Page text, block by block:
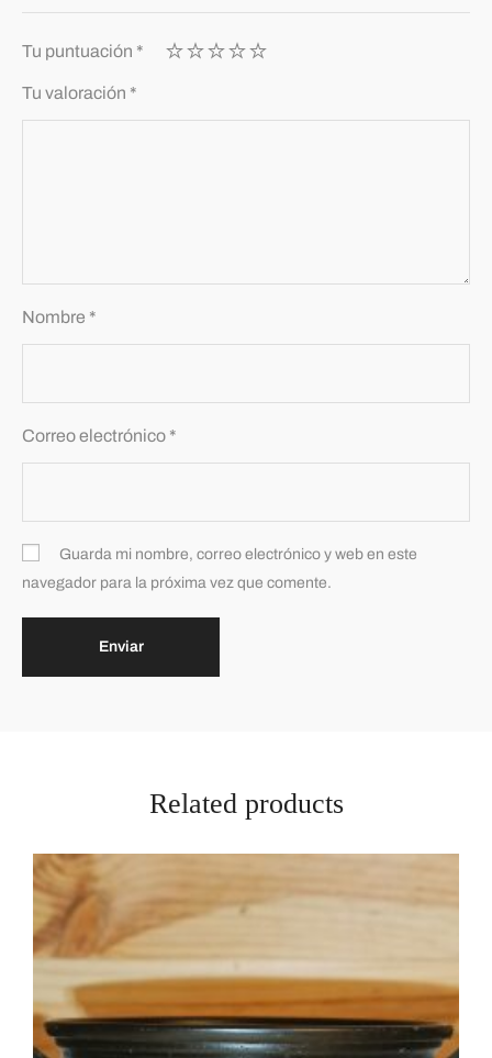
Tu puntuación *
Tu valoración *
Nombre *
Correo electrónico *
Guarda mi nombre, correo electrónico y web en este
navegador para la próxima vez que comente.
Related products